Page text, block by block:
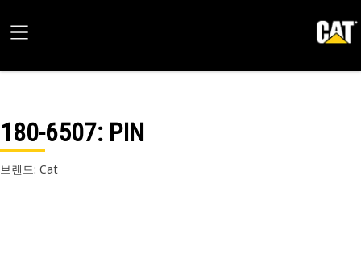
180-6507: PIN
브랜드: Cat